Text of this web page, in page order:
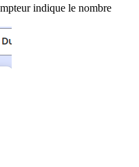
indique le nombre